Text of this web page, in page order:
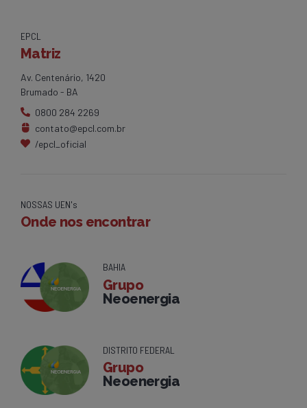
EPCL
Matriz
Av. Centenário, 1420
Brumado - BA
0800 284 2269
contato@epcl.com.br
/epcl_oficial
NOSSAS UEN's
Onde nos encontrar
BAHIA
Grupo
Neoenergia
DISTRITO FEDERAL
Grupo
Neoenergia